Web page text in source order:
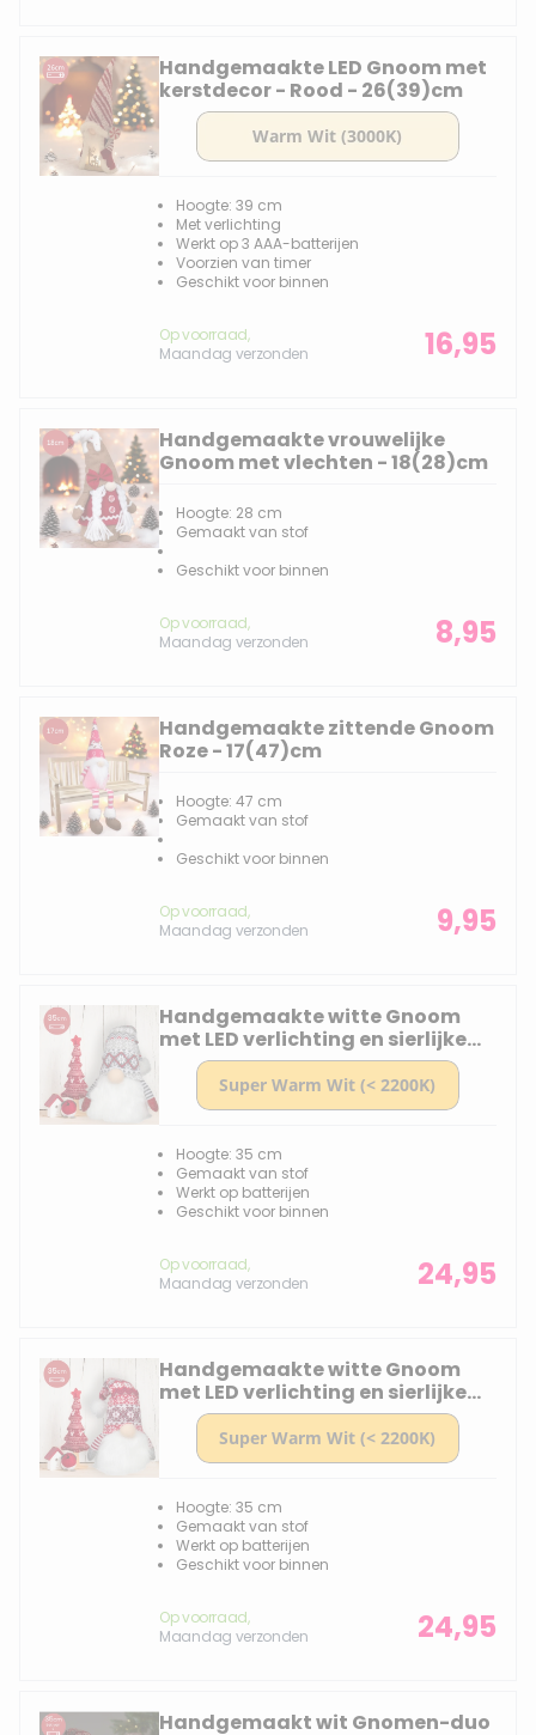
Handgemaakte LED Gnoom met
kerstdecor - Rood - 26(39)cm
Hoogte: 39 cm
Met verlichting
Werkt op 3 AAA-batterijen
Voorzien van timer
Geschikt voor binnen
Op voorraad,
Maandag verzonden
16,95
Handgemaakte vrouwelijke
Gnoom met vlechten - 18(28)cm
Hoogte: 28 cm
Gemaakt van stof
Geschikt voor binnen
Op voorraad,
Maandag verzonden
8,95
Handgemaakte zittende Gnoom
Roze - 17(47)cm
Hoogte: 47 cm
Gemaakt van stof
Geschikt voor binnen
Op voorraad,
Maandag verzonden
9,95
Handgemaakte witte Gnoom
met LED verlichting en sierlijke
grijze muts - 35(60)cm
Hoogte: 35 cm
Gemaakt van stof
Werkt op batterijen
Geschikt voor binnen
Op voorraad,
Maandag verzonden
24,95
Handgemaakte witte Gnoom
met LED verlichting en sierlijke
rode muts - 35(60)cm
Hoogte: 35 cm
Gemaakt van stof
Werkt op batterijen
Geschikt voor binnen
Op voorraad,
Maandag verzonden
24,95
Handgemaakt wit Gnomen-duo